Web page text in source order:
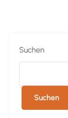
Suchen
Suchen